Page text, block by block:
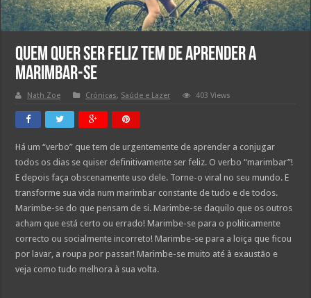
QUEM QUER SER FELIZ TEM DE APRENDER A
MARIMBAR-SE
Nath Zoe Crónicas, Saúde e Lazer 403 Views
Há um “verbo” que tem de urgentemente de aprender a conjugar
todos os dias se quiser definitivamente ser feliz. O verbo “marimbar”!
E depois faça obscenamente uso dele. Torne-o viral no seu mundo. E
transforme sua vida num marimbar constante de tudo e de todos.
Marimbe-se do que pensam de si. Marimbe-se daquilo que os outros
acham que está certo ou errado! Marimbe-se para o politicamente
correcto ou socialmente incorreto! Marimbe-se para a loiça que ficou
por lavar, a roupa por passar! Marimbe-se muito até à exaustão e
veja como tudo melhora à sua volta.